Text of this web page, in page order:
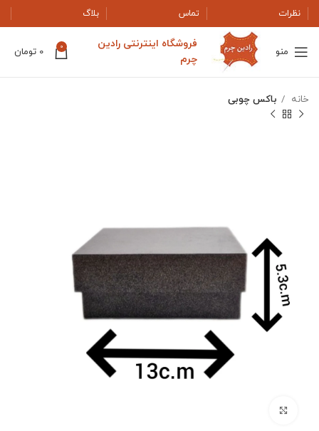
نظرات تماس بلاگ
منو
فروشگاه اینترنتی رادین
چرم
0
0 تومان
خانه باکس چوبی